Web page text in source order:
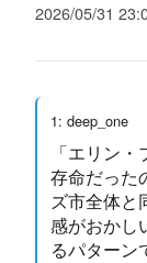
2026/05/31
1: deep_one
「エリン
存命だった
ズ市全体と
感がおかし
るパターン